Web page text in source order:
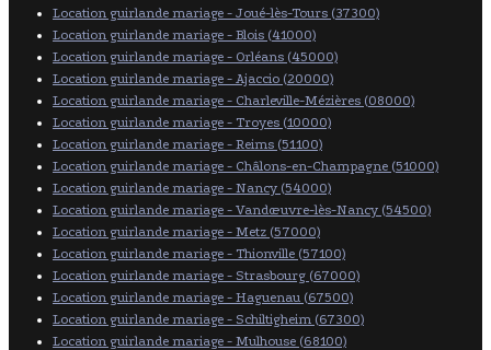
Location guirlande mariage - Joué-lès-Tours (37300)
Location guirlande mariage - Blois (41000)
Location guirlande mariage - Orléans (45000)
Location guirlande mariage - Ajaccio (20000)
Location guirlande mariage - Charleville-Mézières (08000)
Location guirlande mariage - Troyes (10000)
Location guirlande mariage - Reims (51100)
Location guirlande mariage - Châlons-en-Champagne (51000)
Location guirlande mariage - Nancy (54000)
Location guirlande mariage - Vandœuvre-lès-Nancy (54500)
Location guirlande mariage - Metz (57000)
Location guirlande mariage - Thionville (57100)
Location guirlande mariage - Strasbourg (67000)
Location guirlande mariage - Haguenau (67500)
Location guirlande mariage - Schiltigheim (67300)
Location guirlande mariage - Mulhouse (68100)